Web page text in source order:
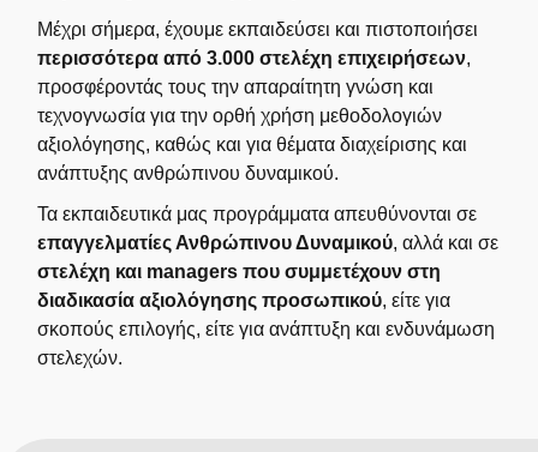
Μέχρι σήμερα, έχουμε εκπαιδεύσει και πιστοποιήσει
περισσότερα από 3.000 στελέχη επιχειρήσεων,
προσφέροντάς τους την απαραίτητη γνώση και
τεχνογνωσία για την ορθή χρήση μεθοδολογιών
αξιολόγησης, καθώς και για θέματα διαχείρισης και
ανάπτυξης ανθρώπινου δυναμικού.
Τα εκπαιδευτικά μας προγράμματα απευθύνονται σε
επαγγελματίες Ανθρώπινου Δυναμικού, αλλά και σε
στελέχη και managers που συμμετέχουν στη
διαδικασία αξιολόγησης προσωπικού, είτε για
σκοπούς επιλογής, είτε για ανάπτυξη και ενδυνάμωση
στελεχών.